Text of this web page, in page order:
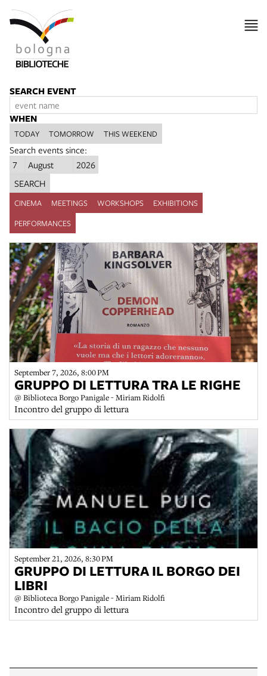
SEARCH EVENT
WHEN
TODAY TOMORROW THIS WEEKEND
Search events since:
SEARCH
CINEMA MEETINGS WORKSHOPS
EXHIBITIONS
PERFORMANCES
September 7, 2026, 8:00 PM
GRUPPO DI LETTURA TRA LE RIGHE
@ Biblioteca Borgo Panigale - Miriam Ridolfi
Incontro del gruppo di lettura
September 21, 2026, 8:30 PM
GRUPPO DI LETTURA IL BORGO DEI
LIBRI
@ Biblioteca Borgo Panigale - Miriam Ridolfi
Incontro del gruppo di lettura